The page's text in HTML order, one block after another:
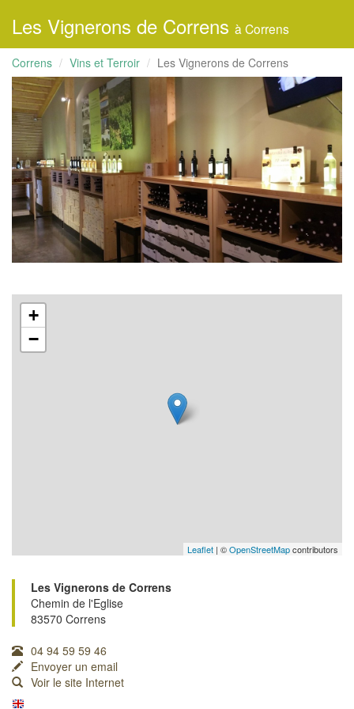
Les Vignerons de Correns à Correns
Correns Vins et Terroir Les Vignerons de Correns
+
−
Leaflet | ©OpenStreetMapcontributors
Les Vignerons de Correns
Chemin de l'Eglise
83570 Correns
04 94 59 59 46
Envoyer un email
Voir le site Internet